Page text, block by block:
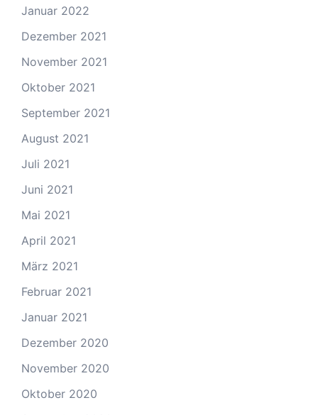
Januar 2022
Dezember 2021
November 2021
Oktober 2021
September 2021
August 2021
Juli 2021
Juni 2021
Mai 2021
April 2021
März 2021
Februar 2021
Januar 2021
Dezember 2020
November 2020
Oktober 2020